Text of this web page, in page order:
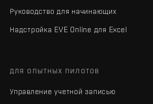
Руководство для начинающих
Надстройка EVE Online для Excel
ДЛЯ ОПЫТНЫХ ПИЛОТОВ
Управление учетной записью